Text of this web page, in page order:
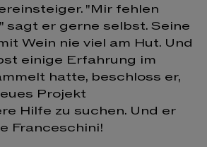
"Mir fehlen
sagt er gerne selbst. Seine
Wein nie viel am Hut. Und
einige Erfahrung im
hatte, beschloss er,
Projekt
Hilfe zu suchen. Und er
Franceschini!